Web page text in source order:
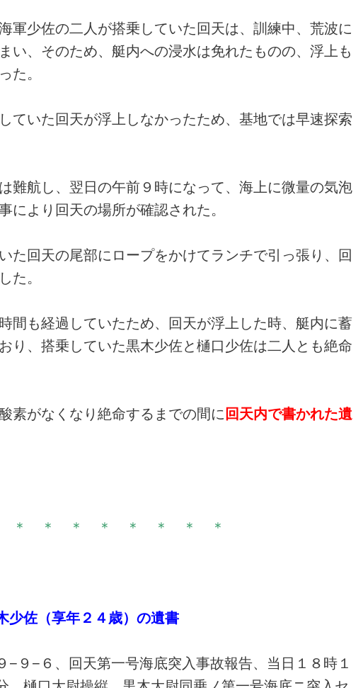
軍少佐の二人が搭乗していた回天は、訓練中、荒波に
い、そのため、艇内への浸水は免れたものの、浮上も
た。
ていた回天が浮上しなかったため、基地では早速探索
難航し、翌日の午前９時になって、海上に微量の気泡
により回天の場所が確認された。
た回天の尾部にロープをかけてランチで引っ張り、回
た。
間も経過していたため、回天が浮上した時、艇内に蓄
り、搭乗していた黒木少佐と樋口少佐は二人とも絶命
素がなくなり絶命するまでの間に 回天内で書かれた遺
＊ ＊ ＊ ＊ ＊ ＊ ＊ ＊
少佐（享年２４歳）の遺書
−９−６、回天第一号海底突入事故報告、当日１８時１